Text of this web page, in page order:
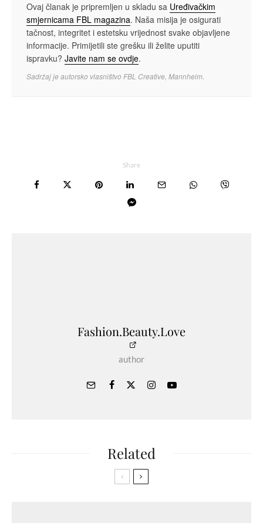
Ovaj članak je pripremljen u skladu sa Uređivačkim
smjernicama FBL magazina. Naša misija je osigurati
tačnost, integritet i estetsku vrijednost svake objavljene
informacije. Primijetili ste grešku ili želite uputiti
ispravku? Javite nam se ovdje.
Sadržaj je autorsko vlasništvo FBL Creative, Mannheim.
Share
Fashion.Beauty.Love
author
Related